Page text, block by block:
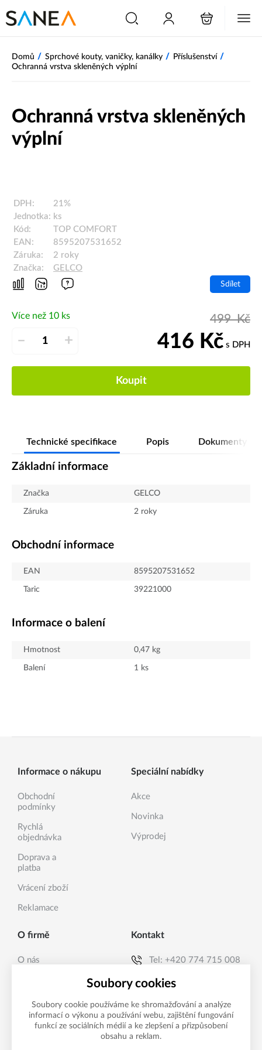
Domů / Sprchové kouty, vaničky, kanálky / Příslušenství /
Ochranná vrstva skleněných výplní
Ochranná vrstva skleněných
výplní
DPH:
21%
Jednotka: ks
Kód:
TOP COMFORT
EAN:
8595207531652
Záruka:
2 roky
Značka:
GELCO
Sdílet
Více než 10 ks
– +
499Kč
416 Kč s DPH
Koupit
Technické specifikace Popis Dokumenty
Základní informace
Značka GELCO
Záruka 2 roky
Obchodní informace
EAN 8595207531652
Taric 39221000
Informace o balení
Hmotnost 0,47 kg
Balení 1 ks
Informace o nákupu
Obchodní
podmínky
Rychlá
objednávka
Doprava a
platba
Vrácení zboží
Reklamace
Speciální nabídky
Akce
Novinka
Výprodej
O firmě
O nás
Kontakt
Tel: +420 774 715 008
E-mail:
Možnosti platby
Soubory cookies
Soubory cookie používáme ke shromažďování a analýze
informací o výkonu a používání webu, zajištění fungování
funkcí ze sociálních médií a ke zlepšení a přizpůsobení
obsahu a reklam.